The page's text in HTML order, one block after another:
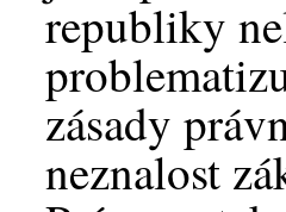
republiky
zásady
neznalost